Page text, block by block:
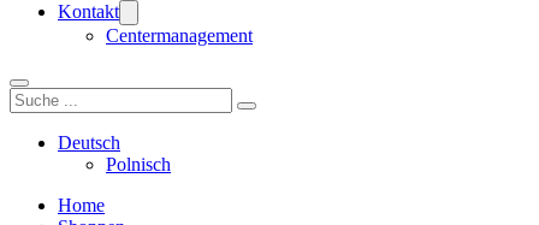
Kontakt
Centermanagement
Suchen
Deutsch
Polnisch
Home